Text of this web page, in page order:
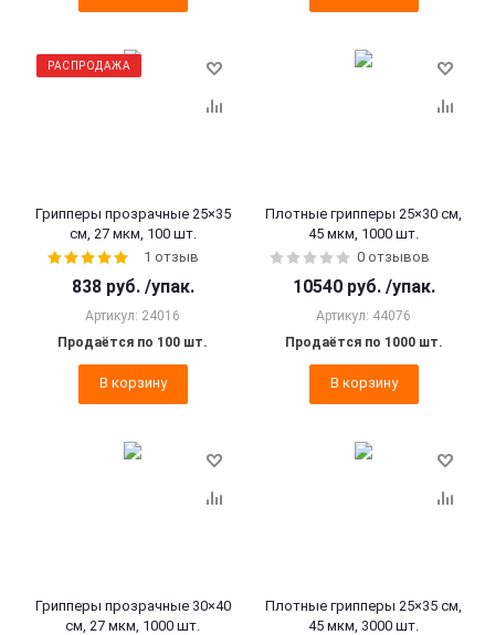
РАСПРОДАЖА
Грипперы прозрачные 25×35
см, 27 мкм, 100 шт.
1 отзыв
838 руб. /упак.
Артикул: 24016
Продаётся по 100 шт.
В корзину
Плотные грипперы 25×30 см,
45 мкм, 1000 шт.
0 отзывов
10540 руб. /упак.
Артикул: 44076
Продаётся по 1000 шт.
В корзину
Грипперы прозрачные 30×40
см, 27 мкм, 1000 шт.
Плотные грипперы 25×35 см,
45 мкм, 3000 шт.